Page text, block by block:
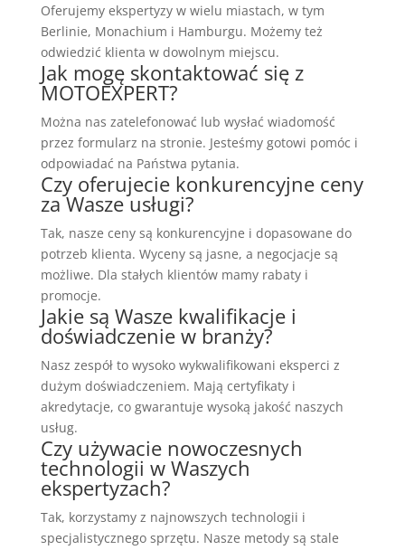
Oferujemy ekspertyzy w wielu miastach, w tym
Berlinie, Monachium i Hamburgu. Możemy też
odwiedzić klienta w dowolnym miejscu.
Jak mogę skontaktować się z
MOTOEXPERT?
Można nas zatelefonować lub wysłać wiadomość
przez formularz na stronie. Jesteśmy gotowi pomóc i
odpowiadać na Państwa pytania.
Czy oferujecie konkurencyjne ceny
za Wasze usługi?
Tak, nasze ceny są konkurencyjne i dopasowane do
potrzeb klienta. Wyceny są jasne, a negocjacje są
możliwe. Dla stałych klientów mamy rabaty i
promocje.
Jakie są Wasze kwalifikacje i
doświadczenie w branży?
Nasz zespół to wysoko wykwalifikowani eksperci z
dużym doświadczeniem. Mają certyfikaty i
akredytacje, co gwarantuje wysoką jakość naszych
usług.
Czy używacie nowoczesnych
technologii w Waszych
ekspertyzach?
Tak, korzystamy z najnowszych technologii i
specjalistycznego sprzętu. Nasze metody są stale